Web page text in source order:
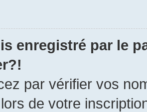
enregistré par le
par vérifier vos
de votre